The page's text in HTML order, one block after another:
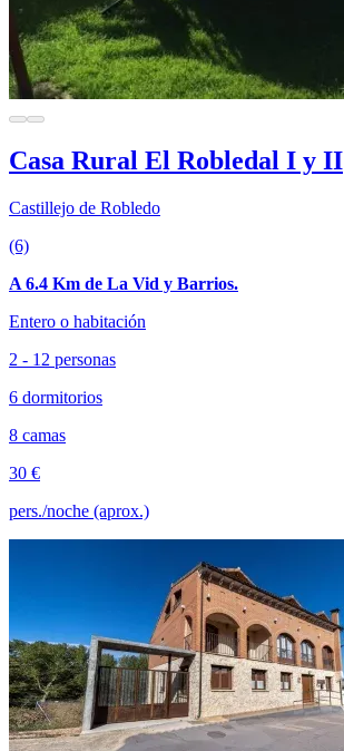
Casa Rural El Robledal I y II
Castillejo de Robledo
(6)
A 6.4 Km de La Vid y Barrios.
Entero o habitación
2 - 12 personas
6 dormitorios
8 camas
30 €
pers./noche (aprox.)